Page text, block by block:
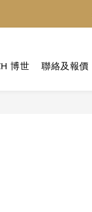
博世 聯絡及報價